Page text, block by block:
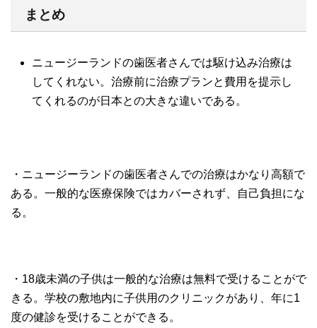
まとめ
ニュージーランドの歯医者さんでは駆け込み治療は
してくれない。治療前に治療プランと費用を提示し
てくれるのが日本との大きな違いである。
・ニュージーランドの歯医者さんでの治療はかなり高額で
ある。一般的な医療保険ではカバーされず、自己負担にな
る。
・18歳未満の子供は一般的な治療は無料で受けることがで
きる。学校の敷地内に子供用のクリニックがあり、年に1
度の健診を受けることができる。